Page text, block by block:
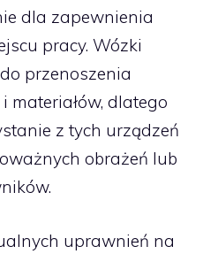
dla zapewnienia
pracy. Wózki
przenoszenia
materiałów, dlatego
z tych urządzeń
obrażeń lub
uprawnień na